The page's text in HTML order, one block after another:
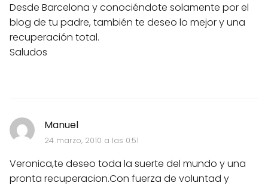
Desde Barcelona y conociéndote solamente por el
blog de tu padre, también te deseo lo mejor y una
recuperación total.
Saludos
Manuel
24 marzo, 2010 a las 0:51
Veronica,te deseo toda la suerte del mundo y una
pronta recuperacion.Con fuerza de voluntad y